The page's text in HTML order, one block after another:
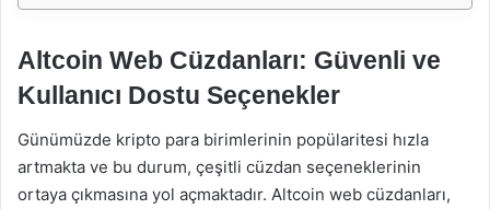
Altcoin Web Cüzdanları: Güvenli ve
Kullanıcı Dostu Seçenekler
Günümüzde kripto para birimlerinin popülaritesi hızla
artmakta ve bu durum, çeşitli cüzdan seçeneklerinin
ortaya çıkmasına yol açmaktadır. Altcoin web cüzdanları,